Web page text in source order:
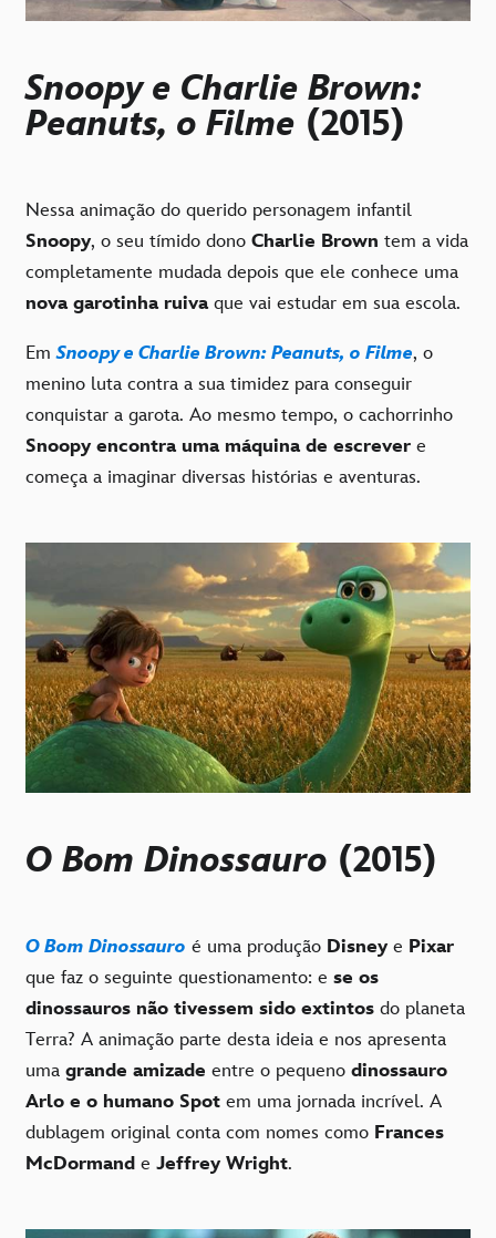
Snoopy e Charlie Brown:
Peanuts, o Filme (2015)
Nessa animação do querido personagem infantil
Snoopy, o seu tímido dono Charlie Brown tem a vida
completamente mudada depois que ele conhece uma
nova garotinha ruivaque vai estudar em sua escola.
EmSnoopy e Charlie Brown: Peanuts, o Filme, o
menino luta contra a sua timidez para conseguir
conquistar a garota. Ao mesmo tempo, o cachorrinho
Snoopy encontra uma máquina de escrever e
começa a imaginar diversas histórias e aventuras.
O Bom Dinossauro (2015)
O Bom Dinossauro é uma produção Disney e Pixar
que faz o seguinte questionamento: e se os
dinossauros não tivessem sido extintos do planeta
Terra? A animação parte desta ideia e nos apresenta
uma grande amizade entre o pequeno dinossauro
Arlo e o humano Spot em uma jornada incrível. A
dublagem original conta com nomes como Frances
McDormand e Jeffrey Wright.